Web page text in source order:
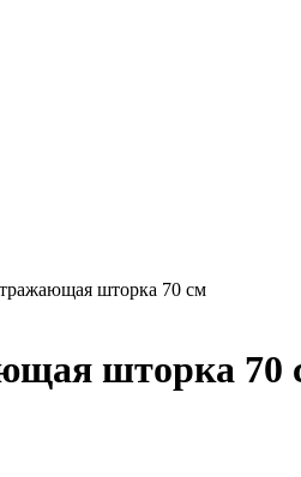
шторка 70 см
шторка 70